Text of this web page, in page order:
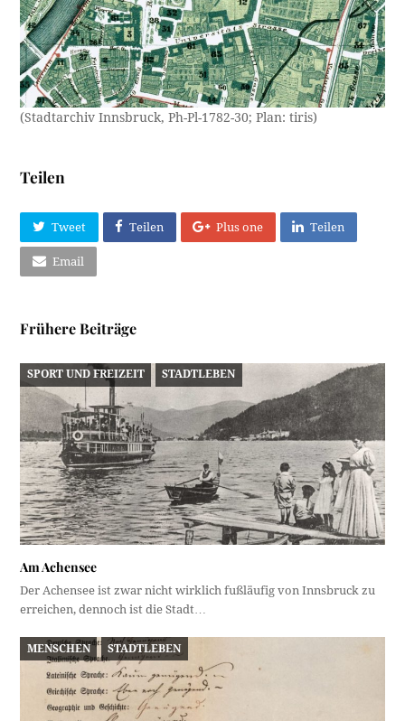
(Stadtarchiv Innsbruck, Ph-Pl-1782-30; Plan: tiris)
Teilen
Tweet Teilen Plus one Teilen
Email
Frühere Beiträge
SPORT UND FREIZEIT STADTLEBEN
Am Achensee
Der Achensee ist zwar nicht wirklich fußläufig von Innsbruck zu
erreichen, dennoch ist die Stadt…
MENSCHEN STADTLEBEN